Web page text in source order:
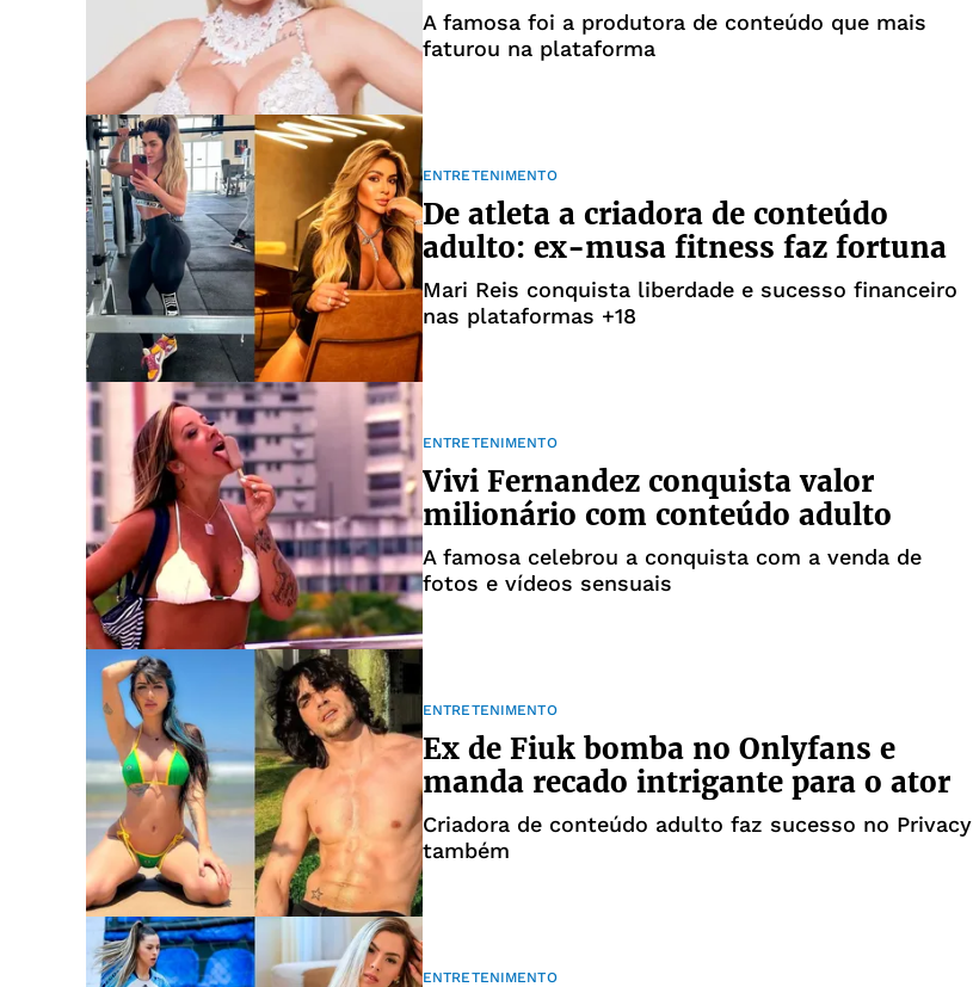
A famosa foi a produtora de conteúdo que mais
faturou na plataforma
ENTRETENIMENTO
De atleta a criadora de conteúdo
adulto: ex-musa fitness faz fortuna
Mari Reis conquista liberdade e sucesso financeiro
nas plataformas +18
ENTRETENIMENTO
Vivi Fernandez conquista valor
milionário com conteúdo adulto
A famosa celebrou a conquista com a venda de
fotos e vídeos sensuais
ENTRETENIMENTO
Ex de Fiuk bomba no Onlyfans e
manda recado intrigante para o ator
Criadora de conteúdo adulto faz sucesso no Privacy
também
ENTRETENIMENTO